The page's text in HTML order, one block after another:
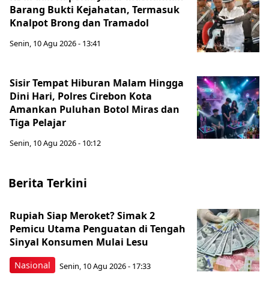
Barang Bukti Kejahatan, Termasuk
Knalpot Brong dan Tramadol
Senin, 10 Agu 2026 - 13:41
Sisir Tempat Hiburan Malam Hingga
Dini Hari, Polres Cirebon Kota
Amankan Puluhan Botol Miras dan
Tiga Pelajar
Senin, 10 Agu 2026 - 10:12
Berita Terkini
Nasional
Rupiah Siap Meroket? Simak 2
Pemicu Utama Penguatan di Tengah
Sinyal Konsumen Mulai Lesu
Senin, 10 Agu 2026 - 17:33